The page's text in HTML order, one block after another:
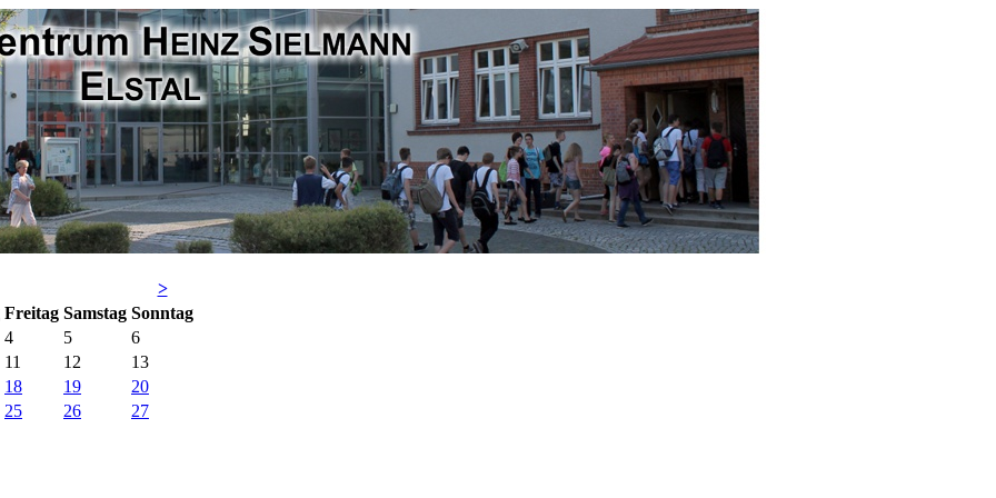
>
Freitag Samstag Sonntag
4 5
6
11 12
13
18 19
20
25 26
27